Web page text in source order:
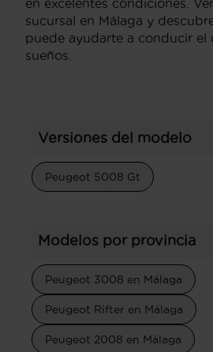
en excelentes condiciones.
sucursal en Málaga y
puede ayudarte a conducir el
sueños.
Versiones del modelo
Peugeot 5008 Gt
Modelos por provincia
Peugeot 3008 en Málaga
Peugeot Rifter en Málaga
Peugeot 2008 en Málaga